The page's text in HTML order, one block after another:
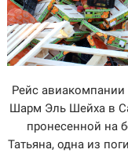
Рейс
Шарм Эль Шейха в
пронесенной на
Татьяна, одна из